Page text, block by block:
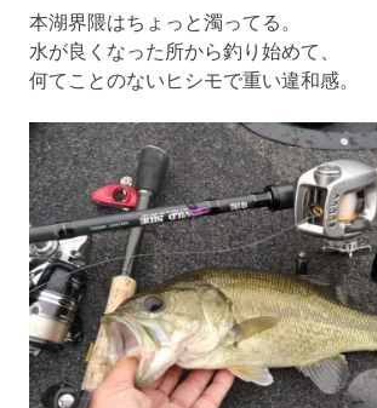
本湖界隈はちょっと濁ってる。
水が良くなった所から釣り始めて、
何てことのないヒシモで重い違和感。